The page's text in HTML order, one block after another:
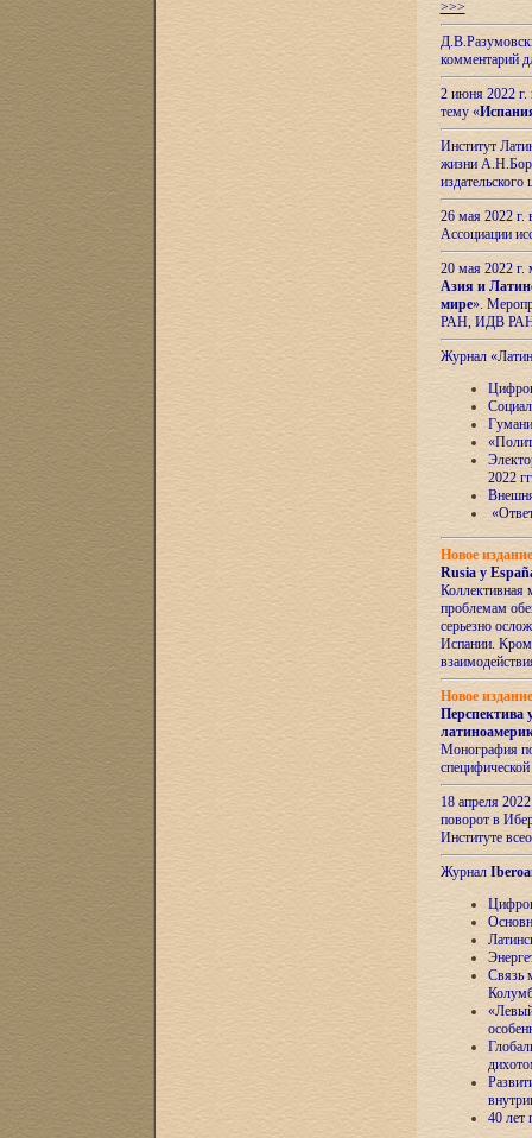
>>>
комментарий
2 июня 2022 г.
тему «
Институт
жизни
26 мая 2022
Ассоциации
20 мая 2022
Азия и
мире».
РАН, ИДВ
Журнал
2022
Новое
Rusia y
Коллективная
проблемам
серьезно
Испании.
Новое
Перспектива
Монография
18 апреля
поворот в
Институте
Журнал
Связь
40 лет